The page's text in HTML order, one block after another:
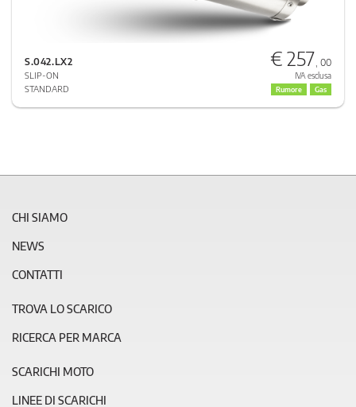
S.042.LX2
SLIP-ON
STANDARD
€ 257 , 00
IVA esclusa
Rumore Gas
CHI SIAMO
NEWS
CONTATTI
TROVA LO SCARICO
RICERCA PER MARCA
SCARICHI MOTO
LINEE DI SCARICHI